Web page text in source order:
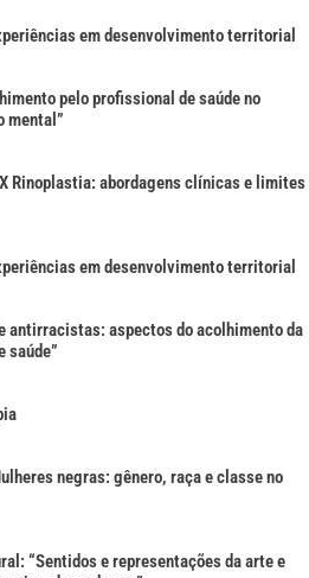
em desenvolvimento territorial
pelo profissional de saúde no
mental”
Rinoplastia: abordagens clínicas e limites
em desenvolvimento territorial
antirracistas: aspectos do acolhimento da
saúde”
negras: gênero, raça e classe no
“Sentidos e representações da arte e